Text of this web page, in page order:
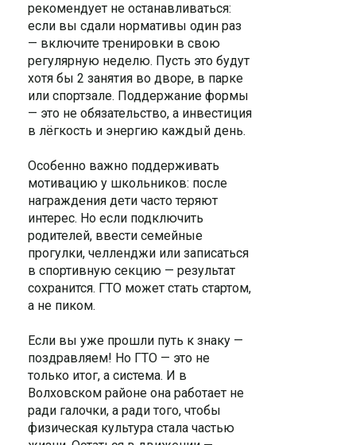
рекомендует не останавливаться:
если вы сдали нормативы один раз
— включите тренировки в свою
регулярную неделю. Пусть это будут
хотя бы 2 занятия во дворе, в парке
или спортзале. Поддержание формы
— это не обязательство, а инвестиция
в лёгкость и энергию каждый день.
Особенно важно поддерживать
мотивацию у школьников: после
награждения дети часто теряют
интерес. Но если подключить
родителей, ввести семейные
прогулки, челленджи или записаться
в спортивную секцию — результат
сохранится. ГТО может стать стартом,
а не пиком.
Если вы уже прошли путь к знаку —
поздравляем! Но ГТО — это не
только итог, а система. И в
Волховском районе она работает не
ради галочки, а ради того, чтобы
физическая культура стала частью